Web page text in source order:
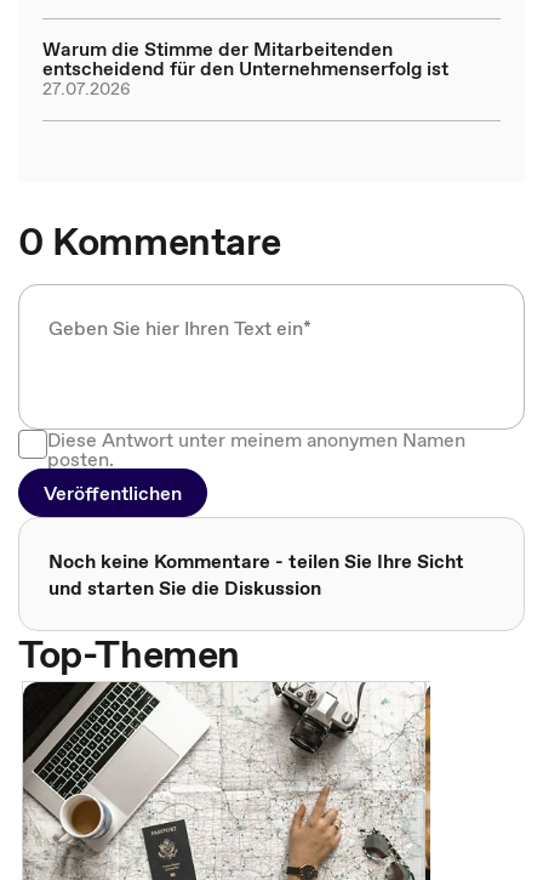
Warum die Stimme der Mitarbeitenden
entscheidend für den Unternehmenserfolg ist
27.07.2026
0 Kommentare
Diese Antwort unter meinem anonymen Namen
posten.
Veröffentlichen
Noch keine Kommentare - teilen Sie Ihre Sicht
und starten Sie die Diskussion
Top-Themen